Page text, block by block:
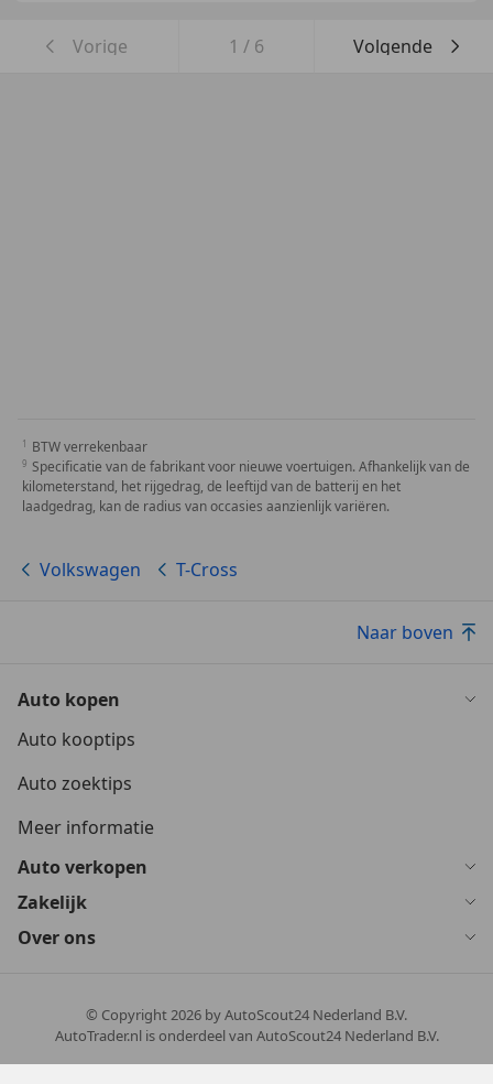
Vorige 1 / 6 Volgende
BTW verrekenbaar
Specificatie van de fabrikant voor nieuwe voertuigen. Afhankelijk van de
kilometerstand, het rijgedrag, de leeftijd van de batterij en het
laadgedrag, kan de radius van occasies aanzienlijk variëren.
Volkswagen T-Cross
Naar boven
Auto kopen
Auto kooptips
Auto zoektips
Meer informatie
Auto verkopen
Zakelijk
Over ons
© Copyright2026 by AutoScout24 Nederland B.V.
AutoTrader.nl is onderdeel van AutoScout24 Nederland B.V.